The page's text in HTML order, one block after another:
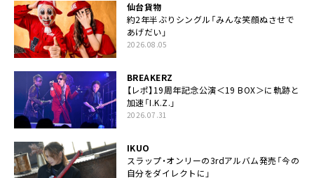
仙台貨物
約2年半ぶりシングル「みんな笑顔ぬさせで
あげだい」
2026.08.05
BREAKERZ
【レポ】19周年記念公演＜19 BOX＞に軌跡と
加速「I.K.Z.」
2026.07.31
IKUO
スラップ・オンリーの3rdアルバム発売「今の
自分をダイレクトに」